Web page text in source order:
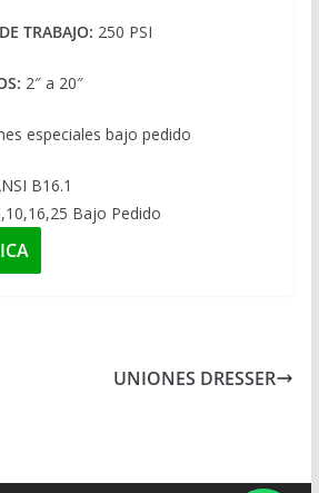
TRABAJO: 250 PSI
2″ a 20″
especiales bajo pedido
B16.1
Bajo Pedido
UNIONES DRESSER